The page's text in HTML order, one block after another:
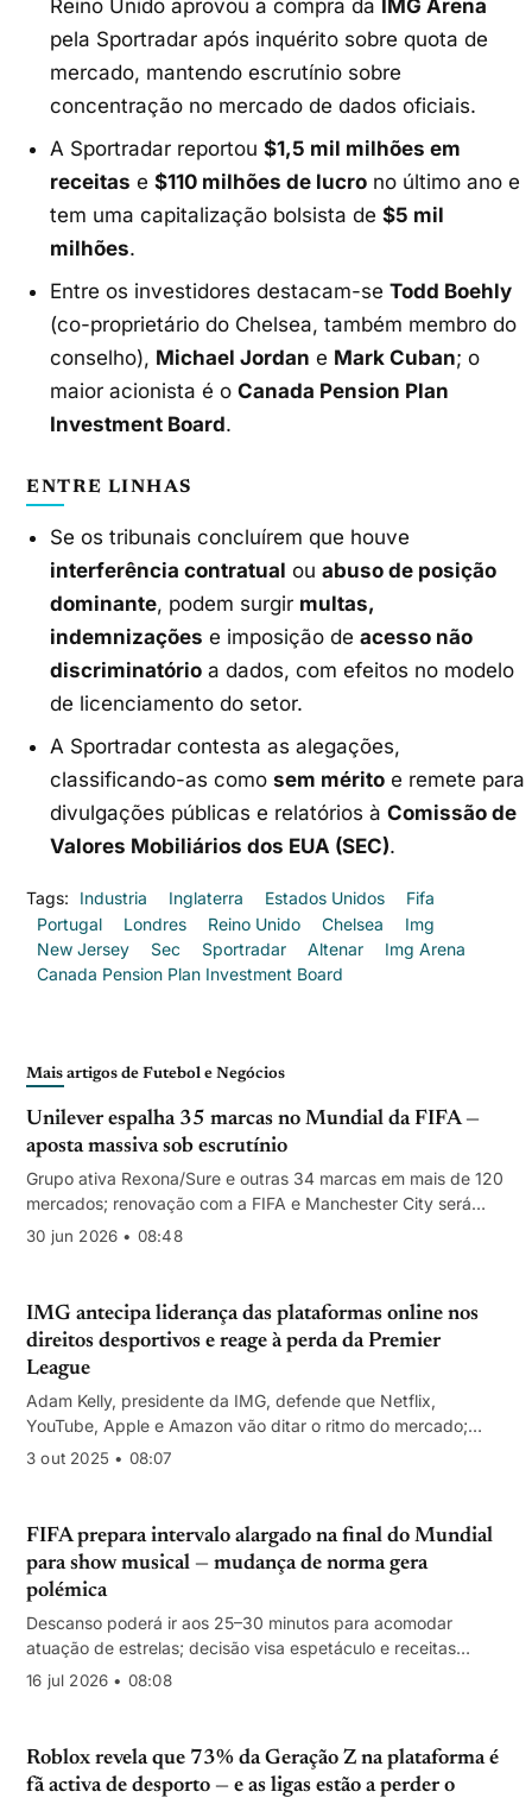
Reino Unido aprovou a compra da
IMG Arena
pela Sportradar após inquérito sobre quota de
mercado, mantendo escrutínio sobre
concentração no mercado de dados oficiais.
A Sportradar reportou$1,5 mil milhões em
receitas e$110 milhões de lucro no último ano e
tem uma capitalização bolsista de$5 mil
milhões.
Entre os investidores destacam-seTodd Boehly
(co-proprietário do Chelsea, também membro do
conselho), Michael Jordan e Mark Cuban; o
maior acionista é oCanada Pension Plan
Investment Board.
ENTRE LINHAS
Se os tribunais concluírem que houve
interferência contratual ouabuso de posição
dominante, podem surgir multas,
indemnizações e imposição deacesso não
discriminatório a dados, com efeitos no modelo
de licenciamento do setor.
A Sportradar contesta as alegações,
classificando-as comosem mérito e remete para
divulgações públicas e relatórios àComissão de
Valores Mobiliários dos EUA (SEC).
Tags: Industria Inglaterra Estados Unidos
Fifa
Portugal
Londres Reino Unido Chelsea
Img
New Jersey
Sec Sportradar Altenar
Img Arena
Canada Pension Plan Investment Board
Mais artigos de Futebol e Negócios
Unilever espalha 35 marcas no Mundial da FIFA —
aposta massiva sob escrutínio
Grupo ativa Rexona/Sure e outras 34 marcas em mais de 120
mercados; renovação com a FIFA e Manchester City será
avaliada após o torneio.
30 jun 2026 • 08:48
IMG antecipa liderança das plataformas online nos
direitos desportivos e reage à perda da Premier
League
Adam Kelly, presidente da IMG, defende que Netflix,
YouTube, Apple e Amazon vão ditar o ritmo do mercado;
Premier League internaliza produção internacional a partir de
3 out 2025 • 08:07
FIFA prepara intervalo alargado na final do Mundial
para show musical — mudança de norma gera
polémica
Descanso poderá ir aos 25–30 minutos para acomodar
atuação de estrelas; decisão visa espetáculo e receitas
comerciais, mas levanta questões desportivas e regulatórias.
16 jul 2026 • 08:08
Roblox revela que 73% da Geração Z na plataforma é
fã activa de desporto — e as ligas estão a perder o